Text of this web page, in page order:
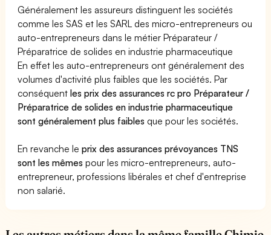
Généralement les assureurs distinguent les sociétés
comme les SAS et les SARL des micro-entrepreneurs ou
auto-entrepreneurs dans le métier Préparateur /
Préparatrice de solides en industrie pharmaceutique
En effet les auto-entrepreneurs ont généralement des
volumes d'activité plus faibles que les sociétés. Par
conséquentles prix des assurances rc pro Préparateur /
Préparatrice de solides en industrie pharmaceutique
sont généralement plus faibles que pour les sociétés.
En revanche leprix des assurances prévoyances TNS
sont les mêmes pour les micro-entrepreneurs, auto-
entrepreneur, professions libérales et chef d'entreprise
non salarié.